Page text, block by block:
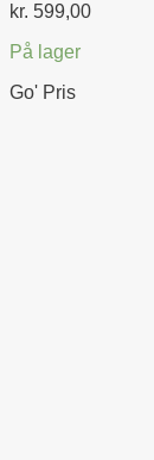
kr. 599,00
På lager
Go' Pris